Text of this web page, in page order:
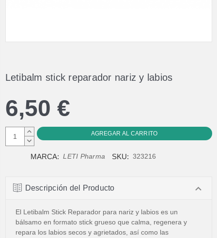
Letibalm stick reparador nariz y labios
6,50 €
AUMENTAR
CANTIDAD:
DISMINUIR
MARCA: LETI Pharma SKU: 323216
Descripción del Producto
El Letibalm Stick Reparador para nariz y labios es un
bálsamo en formato stick grueso que calma, regenera y
repara los labios secos y agrietados, así como las